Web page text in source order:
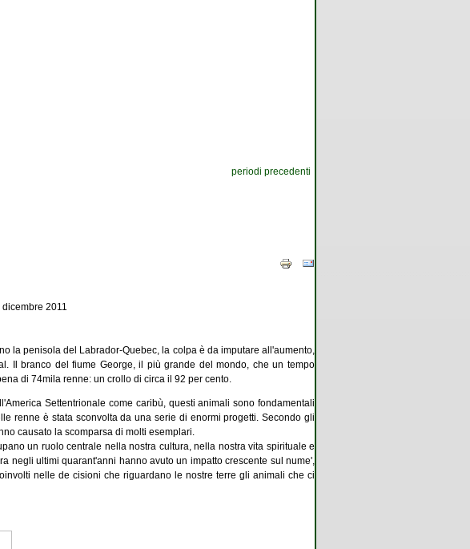
periodi precedenti
2011
la penisola del Labrador-Quebec, la colpa è da imputare all'aumento,
Il branco del fiume George, il più grande del mondo, che un tempo
di 74mila renne: un crollo di circa il 92 per cento.
Settentrionale come caribù, questi animali sono fondamentali
renne è stata sconvolta da una serie di enormi progetti. Secondo gli
causato la scomparsa di molti esemplari.
un ruolo centrale nella nostra cultura, nella nostra vita spirituale e
negli ultimi quarant'anni hanno avuto un impatto crescente sul nume',
nelle de cisioni che riguardano le nostre terre gli animali che ci